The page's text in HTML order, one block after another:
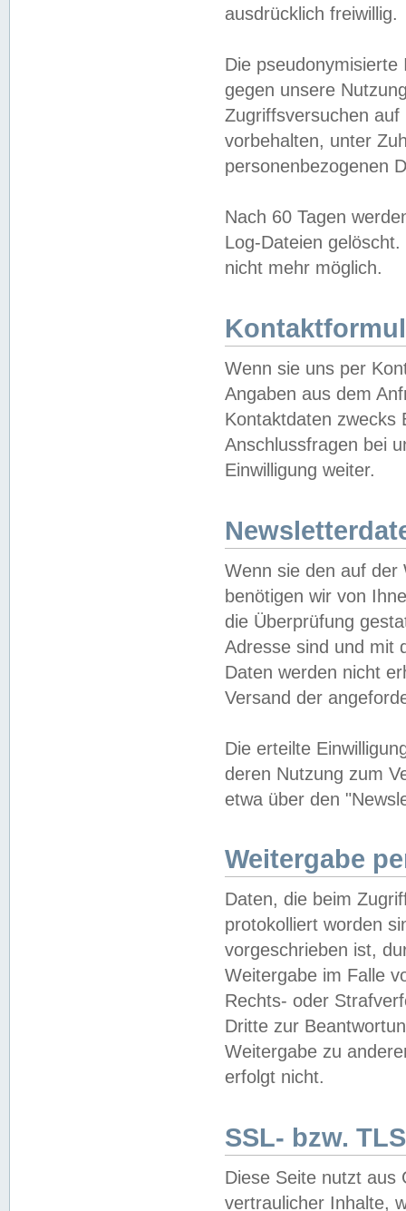
ausdrücklich freiwillig.
Die
gegen unsere
Zugriffsversuchen
vorbehalten, unter
personenbezogenen
Nach 60 Tagen
Log-Dateien
nicht mehr möglich.
Wenn sie uns per
Angaben aus dem
Kontaktdaten zwecks
Anschlussfragen bei
Einwilligung weiter.
Wenn sie den auf der
benötigen wir von
die Überprüfung
Adresse sind und mit
Daten werden nicht
Versand der
Die erteilte
deren Nutzung zum
etwa über den
Weitergabe
Daten, die beim
protokolliert worden
vorgeschrieben ist,
Weitergabe im Falle
Rechts- oder
Dritte zur
Weitergabe zu
erfolgt nicht.
SSL- bzw.
Diese Seite nutzt aus
vertraulicher Inhalte,